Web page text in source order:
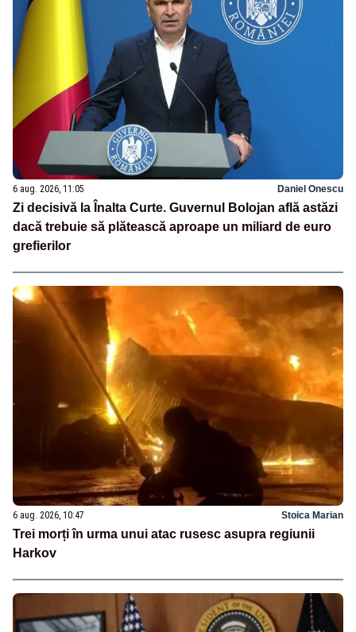
6 aug. 2026, 11:05 Daniel Onescu
Zi decisivă la Înalta Curte. Guvernul Bolojan află astăzi
dacă trebuie să plătească aproape un miliard de euro
grefierilor
6 aug. 2026, 10:47 Stoica Marian
Trei morți în urma unui atac rusesc asupra regiunii
Harkov